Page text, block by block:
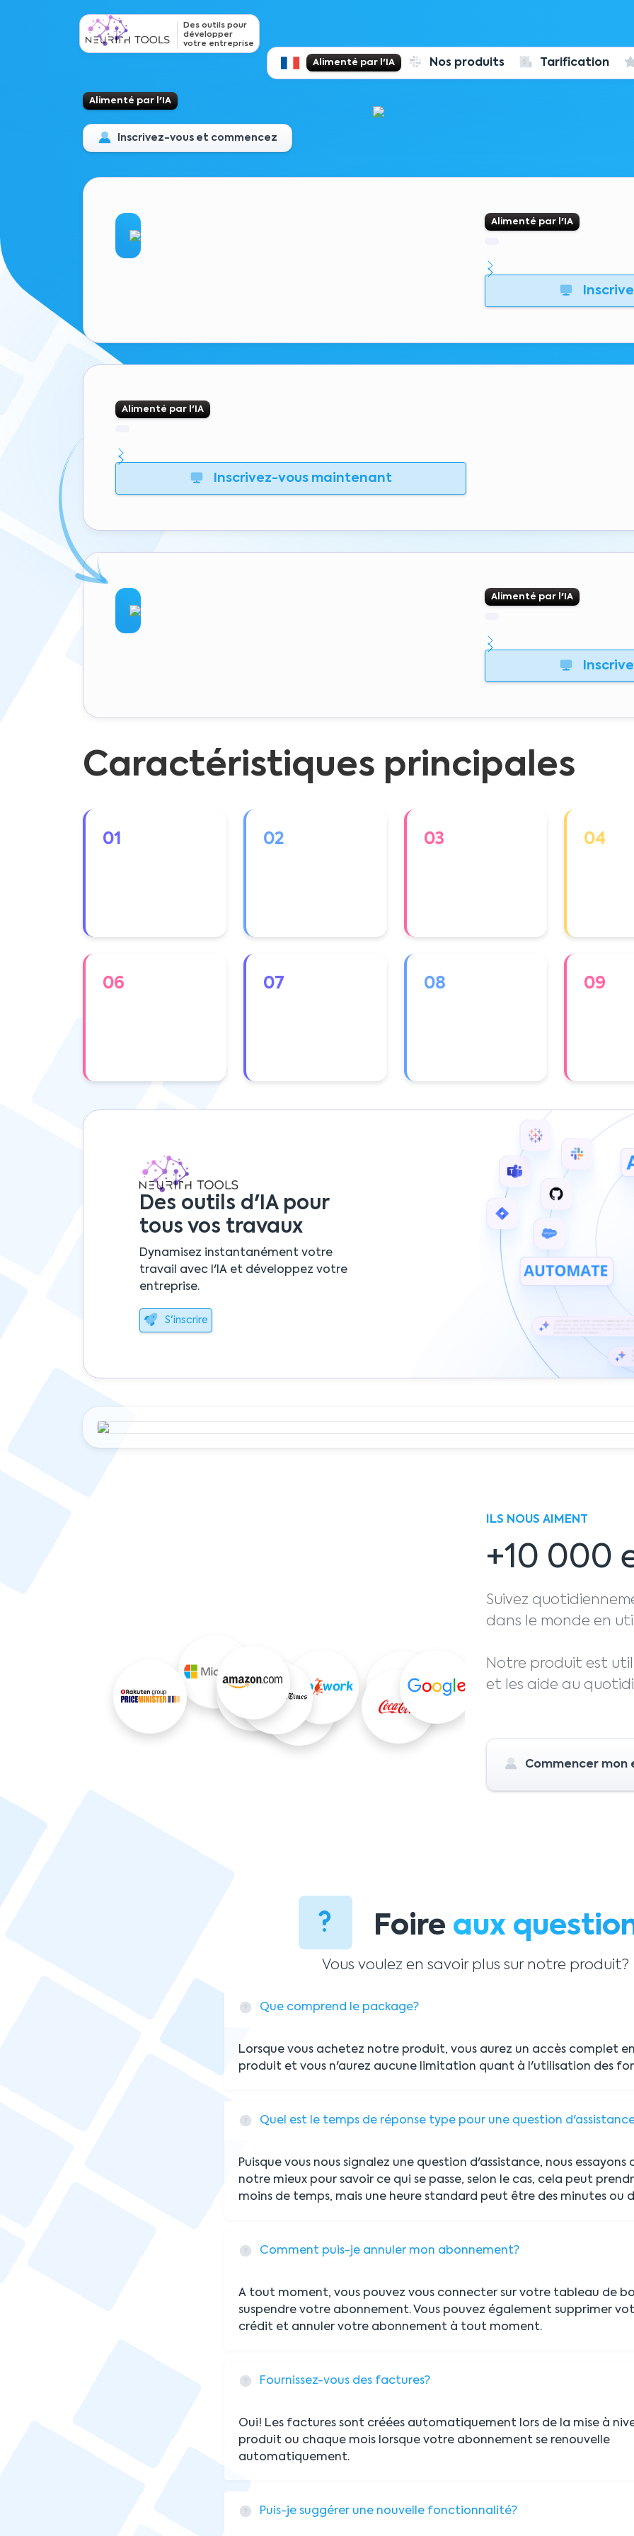
Des outils pour
développer
votre entreprise
Alimenté par l'IA Nos produits Tarification
Alimenté par l'IA
Inscrivez-vous et commencez
Alimenté par l'IA
Alimenté par l'IA
Inscrivez-vous maintenant
Alimenté par l'IA
Caractéristiques principales
01 02 03 04
06 07 08 09
Des outils d'IA pour
tous vos travaux
Dynamisez instantanément votre
travail avec l'IA et développez votre
entreprise.
S'inscrire
ILS NOUS AIMENT
+10 000
Suivez
dans le monde en
Notre produit est
et les aide au
Commencer mon
Foire aux
Vous voulez en savoir plus sur notre produit?
Que comprend le package?
Lorsque vous achetez notre produit, vous aurez un accès complet
produit et vous n'aurez aucune limitation quant à l'utilisation des
Quel est le temps de réponse type pour une question
Puisque vous nous signalez une question d'assistance, nous essayons
notre mieux pour savoir ce qui se passe, selon le cas, cela peut
moins de temps, mais une heure standard peut être des minutes ou
Comment puis-je annuler mon abonnement?
A tout moment, vous pouvez vous connecter sur votre tableau de
suspendre votre abonnement. Vous pouvez également supprimer
crédit et annuler votre abonnement à tout moment.
Fournissez-vous des factures?
Oui! Les factures sont créées automatiquement lors de la mise à
produit ou chaque mois lorsque votre abonnement se renouvelle
automatiquement.
Puis-je suggérer une nouvelle fonctionnalité?